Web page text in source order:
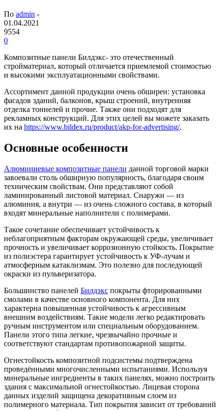
По admin -
01.04.2021
9554
0
Композитные панели Билдэкс- это отечественный
стройматериал, который отличается приемлемой стоимостью
и высокими эксплуатационными свойствами.
Ассортимент данной продукции очень обширен: установка
фасадов зданий, балконов, крыш строений, внутренняя
отделка тоннелей и прочие. Также они подходят для
рекламных конструкций. Для этих целей вы можете заказать
их на https://www.bildex.ru/product/akp-for-advertising/.
Основные особенности
Алюминиевые композитные панели данной торговой марки
завоевали столь обширную популярность, благодаря своим
техническим свойствам. Они представляют собой
ламинированный листовой материал. Снаружи — из
алюминия, а внутри — из очень сложного состава, в который
входят минеральные наполнители с полимерами.
Такое сочетание обеспечивает устойчивость к
неблагоприятным факторам окружающей среды, увеличивает
прочность и увеличивает коррозионную стойкость. Покрытие
из полиэстера гарантирует устойчивость к УФ-лучам и
атмосферным катаклизмам. Это полезно для последующей
окраски из пульверизатора.
Большинство панелей Билдэкс покрыты фторированными
смолами в качестве основного компонента. Для них
характерна повышенная устойчивость к агрессивным
внешним воздействиям. Такие модели легко редактировать
ручным инструментом или специальным оборудованием.
Панели этого типа легкие, чрезвычайно прочные и
соответствуют стандартам противопожарной защиты.
Огнестойкость композитной подсистемы подтверждена
проведёнными многочисленными испытаниями. Используя
минеральные ингредиенты в таких панелях, можно построить
здания с максимальной огнестойкостью. Лицевая сторона
данных изделий защищена декоративным слоем из
полимерного материала. Тип покрытия зависит от требований